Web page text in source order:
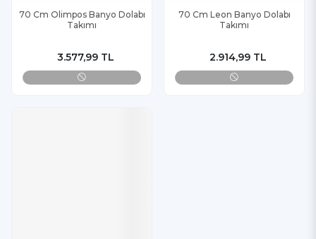
70 Cm Olimpos Banyo Dolabı
Takımı
3.577,99 TL
70 Cm Leon Banyo Dolabı
Takımı
2.914,99 TL